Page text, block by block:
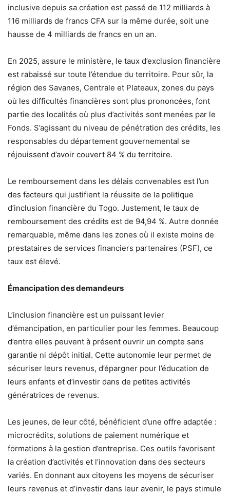
inclusive depuis sa création est passé de 112 milliards à
116 milliards de francs CFA sur la même durée, soit une
hausse de 4 milliards de francs en un an.
En 2025, assure le ministère, le taux d’exclusion financière
est rabaissé sur toute l’étendue du territoire. Pour sûr, la
région des Savanes, Centrale et Plateaux, zones du pays
où les difficultés financières sont plus prononcées, font
partie des localités où plus d’activités sont menées par le
Fonds. S’agissant du niveau de pénétration des crédits, les
responsables du département gouvernemental se
réjouissent d’avoir couvert 84 % du territoire.
Le remboursement dans les délais convenables est l’un
des facteurs qui justifient la réussite de la politique
d’inclusion financière du Togo. Justement, le taux de
remboursement des crédits est de 94,94 %. Autre donnée
remarquable, même dans les zones où il existe moins de
prestataires de services financiers partenaires (PSF), ce
taux est élevé.
Émancipation des demandeurs
L’inclusion financière est un puissant levier
d’émancipation, en particulier pour les femmes. Beaucoup
d’entre elles peuvent à présent ouvrir un compte sans
garantie ni dépôt initial. Cette autonomie leur permet de
sécuriser leurs revenus, d’épargner pour l’éducation de
leurs enfants et d’investir dans de petites activités
génératrices de revenus.
Les jeunes, de leur côté, bénéficient d’une offre adaptée :
microcrédits, solutions de paiement numérique et
formations à la gestion d’entreprise. Ces outils favorisent
la création d’activités et l’innovation dans des secteurs
variés. En donnant aux citoyens les moyens de sécuriser
leurs revenus et d’investir dans leur avenir, le pays stimule